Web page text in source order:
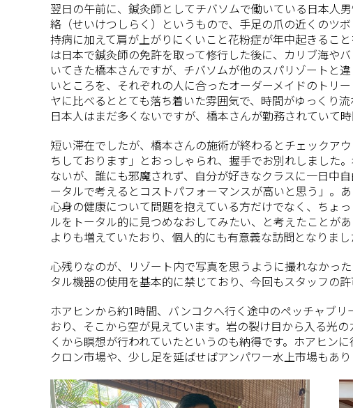
翌日の午前に、鍼灸師としてチバソムで働いている日本人
絡（せいけつしらく）というもので、手足の爪の近くのツ
持病に加えて肩が上がりにくいこと花粉症が年中起きるこ
は日本で鍼灸師の免許を取って修行した後に、カリブ海や
いてきた橋本さんですが、チバソムが他のスパリゾートと
いところを、それぞれの人に合ったオーダーメイドのトリ
ヤに比べるととても落ち着いた雰囲気で、時間がゆっくり
日本人はまだ多くないですが、橋本さんが勤務されていて
短い滞在でしたが、橋本さんの施術が終わるとチェックア
ちしております」とおっしゃられ、握手でお別れしました
ないが、誰にも邪魔されず、自分が好きなクラスに一日中
ータルで考えるとコストパフォーマンスが高いと思う」。
心身の健康について問題を抱えている方だけでなく、ちょ
ルをトータル的に見つめなおしてみたい、と考えたことが
よりも増えていたおり、個人的にも有意義な訪問となりまし
心残りなのが、リゾート内で写真を思うように撮れなかっ
タル機器の使用を基本的に禁じており、今回もスタッフの
ホアヒンから約1時間、バンコクへ行く途中のペッチャブ
おり、そこから空が見えています。岩の裂け目から入る光
くから瞑想が行われていたというのも納得です。ホアヒン
クロン市場や、少し足を延ばせばアンパワー水上市場もあ